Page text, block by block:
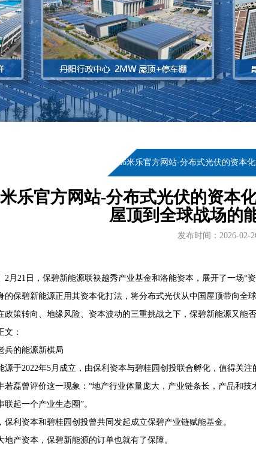
m6米乐官方网站-分布式光伏的资本
乐官方网站-分布式光伏的资本
屋顶到全球战场的
发布时间：2026-02-
2月21日，保碧新能源联袂越秀产业基金和洛能资本，展开了一场“
的保碧新能源正用其资本化打法，将分布式光伏从中国屋顶带向全球
政策转向、地缘风险、资本波动的三重挑战之下，保碧新能源又能
文：
兵的能源新棋局
源于2022年5月成立，由保利资本与碧桂园创投联合孵化，值得关注
若磊曾评价这一现象：“地产行业体量庞大，产业链条长，产品和
联起一个产业生态圈”。
保利资本和碧桂园创投曾共同发起成立保碧产业链赋能基金。
地产资本，保碧新能源的订单也就有了保障。